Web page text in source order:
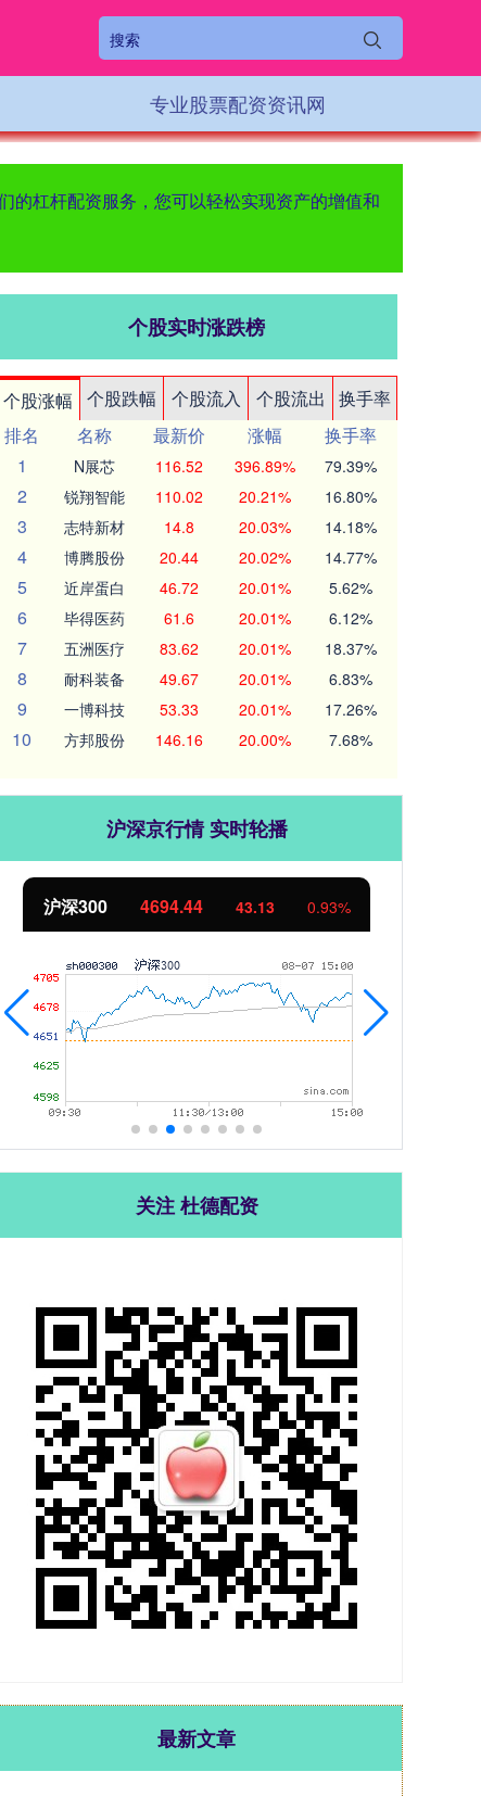
专业股票配资资讯网
的杠杆配资服务，您可以轻松实现资产的增值和
个股实时涨跌榜
个股涨幅 个股跌幅 个股流入 个股流出
换手率
排名
名称 最新价 涨幅
换手率
1
N展芯 116.52 396.89% 79.39%
2 锐翔智能 110.02 20.21% 16.80%
3 志特新材 14.8 20.03% 14.18%
4 博腾股份 20.44 20.02% 14.77%
5 近岸蛋白 46.72 20.01% 5.62%
6 毕得医药 61.6 20.01% 6.12%
7 五洲医疗 83.62 20.01% 18.37%
8 耐科装备 49.67 20.01% 6.83%
9 一博科技 53.33 20.01% 17.26%
10 方邦股份 146.16 20.00% 7.68%
沪深京行情 实时轮播
北证50 1134.24 11.37 1.01%
关注 杜德配资
最新文章